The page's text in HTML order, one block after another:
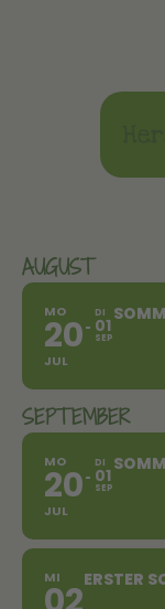
AUGUST
MO
20
JUL
DI
01
SEP
SEPTEMBER
MO
20
JUL
DI
01
SEP
MI ERSTER